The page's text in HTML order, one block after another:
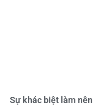
Sự khác biệt làm